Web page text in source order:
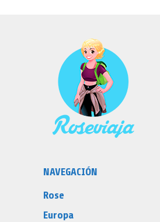
NAVEGACIÓN
Rose
Europa